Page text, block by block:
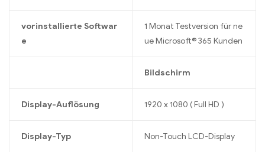
vorinstallierte Softwar
e
1 Monat Testversion für ne
ue Microsoft® 365 Kunden
Bildschirm
Display-Auflösung 1920 x 1080 ( Full HD )
Display-Typ Non-Touch LCD-Display